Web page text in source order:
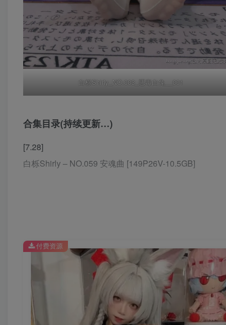
白栎Shirly_NO.003_恶毒白兔__001
合集目录(持续更新…)
[7.28]
白栎Shirly – NO.059 安魂曲 [149P26V-10.5GB]
[6.28]
白栎Shirly – NO.057 异世界情绪[89P-16V-4.73G]
[6.22]
白栎Shirly – NO.056 鸣潮 达妮娅[143P-24V-4.54G]
付费资源